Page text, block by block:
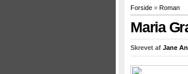
Forside » Roman
Maria
Skrevet af Jane